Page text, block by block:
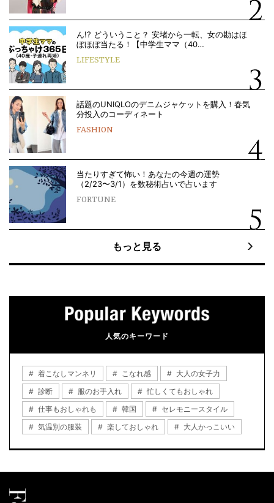
ん!? どういうこと？ 安堵から一転、女の勘はほ
ぼほぼ当たる！【中学生ママ（40…
LIFESTYLE
話題のUNIQLOのデニムジャケットを購入！春気
分投入のコーディネート
FASHION
当たりすぎて怖い！あなたの今週の運勢
（2/23〜3/1）を数秘術占いで占います
FORTUNE
もっと見る
人気のキーワード
着こなしマンネリ こなれ感
大人の女子力
診断
服のお手入れ
忙しくてもおしゃれ
仕事もおしゃれも
韓国
セレモニースタイル
気温別の服装
楽しておしゃれ 大人かっこいい